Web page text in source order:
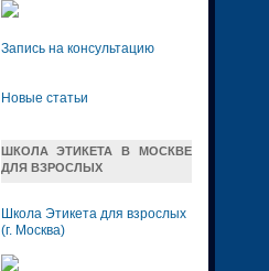
Запись на консультацию
Новые статьи
ШКОЛА ЭТИКЕТА В МОСКВЕ
ДЛЯ ВЗРОСЛЫХ
Школа Этикета для взрослых
(г. Москва)